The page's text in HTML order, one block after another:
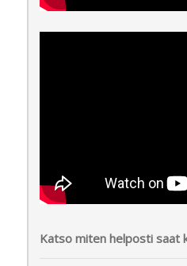
Katso miten helposti saat